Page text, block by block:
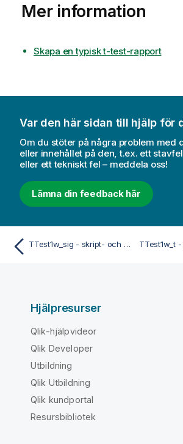
Mer information
Skapa en typisk t-test-rapport
Var den här sidan till hjälp för
Om du stöter på några problem med
eller innehållet på den, t.ex. ett
eller ett tekniskt fel – meddela oss!
Lämna din feedback här
TTest1w_sig - skript- och diagramfunktion
Hjälpresurser
Qlik-hjälpvideor
Qlik Developer
Utbildning
Qlik Utbildning
Qlik kundportal
Resursbibliotek